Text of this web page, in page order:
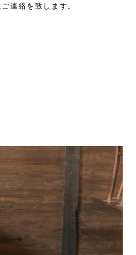
連絡を致します。